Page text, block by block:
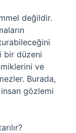
değildir.
bir düzeni
ve
Burada,
insan gözlemi